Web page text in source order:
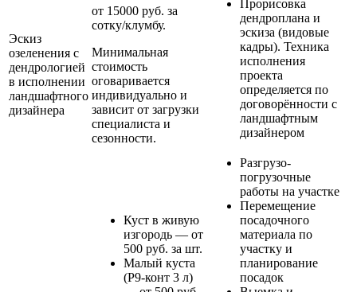
Эскиз
озеленения с
дендрологией
в исполнении
ландшафтного
дизайнера
от 15000 руб. за
сотку/клумбу.
Минимальная
стоимость
оговаривается
индивидуально и
зависит от загрузки
специалиста и
сезонности.
Прорисовка
дендроплана и
эскиза (видовые
кадры). Техника
исполнения
проекта
определяется по
договорённости с
ландшафтным
дизайнером
Куст в живую
изгородь — от
500 руб. за шт.
Малый куста
(Р9-конт 3 л)
Разгрузо-
погрузочные
работы на участке
Перемещение
посадочного
материала по
участку и
планирование
посадок